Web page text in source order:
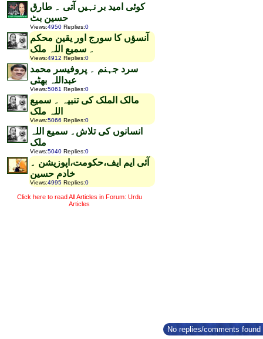
کوئی امید بر نہیں آتی ۔ طارق
حسین بٹ
Views:4950 Replies:0
آنسؤں کا سورج اور یقین محکم
۔ سمیع اللہ ملک
Views:4912 Replies:0
سرد جہنم ۔ پروفیسر محمد
عبداللہ بھٹی
Views:5061 Replies:0
مالک الملک کی تنبیہ ۔ سمیع
اللہ ملک
Views:5066 Replies:0
انسانوں کی تلاش۔ سمیع اللہ
ملک
Views:5040 Replies:0
آئی ایم ایف،حکومت،اپوزیشن ۔
خادم حسین
Views:4995 Replies:0
Click here to read All Articles in Forum: Urdu
Articles
No replies/comments